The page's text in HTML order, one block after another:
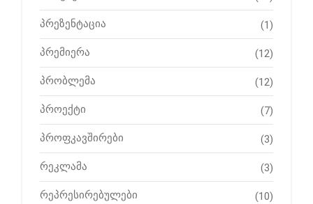
პრეზენტაცია (1)
პრემიერა (12)
პრობლემა (12)
პროექტი (7)
პროფკავშირები (3)
რეკლამა (3)
რეპრესირებულები (10)